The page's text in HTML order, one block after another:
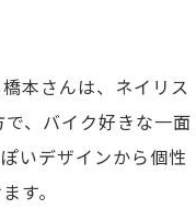
本さんは、ネイリス
、バイク好きな一面
いデザインから個性
す。